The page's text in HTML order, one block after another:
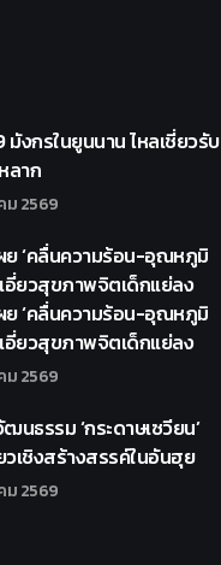
มังกรในยูนนาน ไหลเชี่ยวรับ
ลาก
ม 2569
ย ‘คลื่นความร้อน-อุณหภูมิ
อี่ยวสุขภาพจิตเด็กแย่ลง
ย ‘คลื่นความร้อน-อุณหภูมิ
อี่ยวสุขภาพจิตเด็กแย่ลง
ม 2569
นธรรม ‘กระดาษเซวียน’
วเชิงสร้างสรรค์ในอันฮุย
ม 2569